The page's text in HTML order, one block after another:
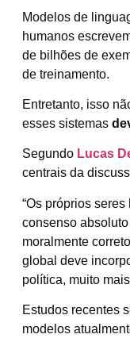
Modelos de
humanos
de bilhões de
de treinamento.
Entretanto, isso
esses sistemas
Segundo Lucas
centrais da
“Os próprios
consenso
moralmente
global deve
política, muito
Estudos recentes
modelos